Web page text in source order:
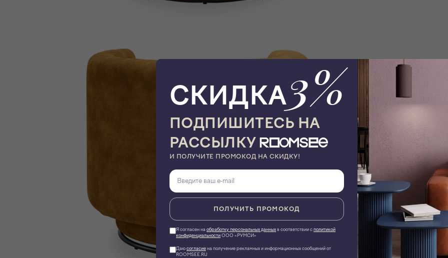
СКИДКА3%
ПОДПИШИТЕСЬ НА
РАССЫЛКУ
И ПОЛУЧИТЕ ПРОМОКОД НА СКИДКУ!
ПОЛУЧИТЬ ПРОМОКОД
Я согласен на обработку персональных данныхв соответствии сполитикой
конфиденциальностиООО «РУМСИ»
Даюсогласиена получение рекламных и информационных сообщений от
ROOMSEE.RU